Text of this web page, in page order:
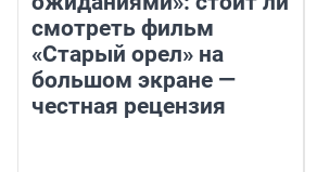
смотреть фильм
«Старый орел» на
большом экране —
честная рецензия